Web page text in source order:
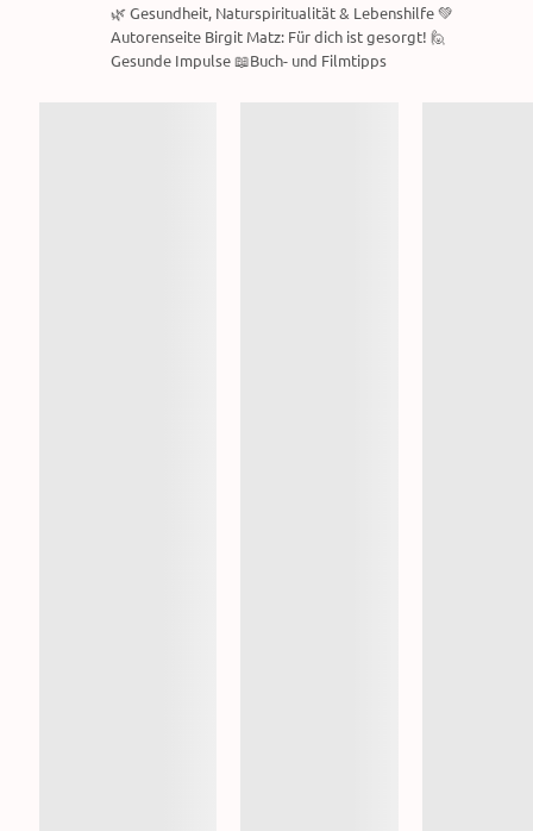
🌿 Gesundheit, Naturspiritualität & Lebenshilfe 💚
Autorenseite Birgit Matz: Für dich ist gesorgt! 🙋
Gesunde Impulse 📖Buch- und Filmtipps